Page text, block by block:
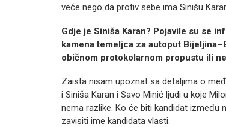
veće nego da protiv sebe ima Sinišu
Gdje je Siniša Karan? Pojavile su se
kamena temeljca za autoput
običnom protokolarnom propustu ili
Zaista nisam upoznat sa detaljima o
i Siniša Karan i Savo Minić ljudi u koje
nema razlike. Ko će biti kandidat između
zavisiti ime kandidata vlasti.